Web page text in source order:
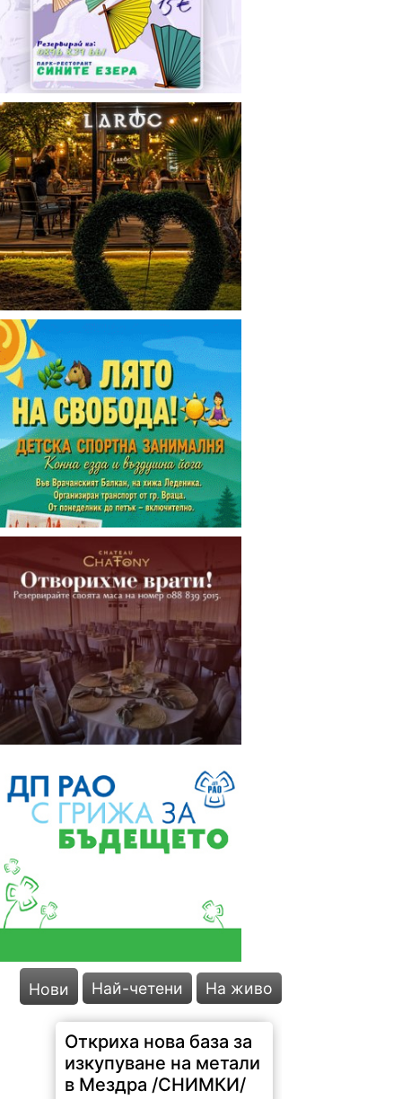
Нови Най-четени На живо
Откриха нова база за
изкупуване на метали
в Мездра /СНИМКИ/